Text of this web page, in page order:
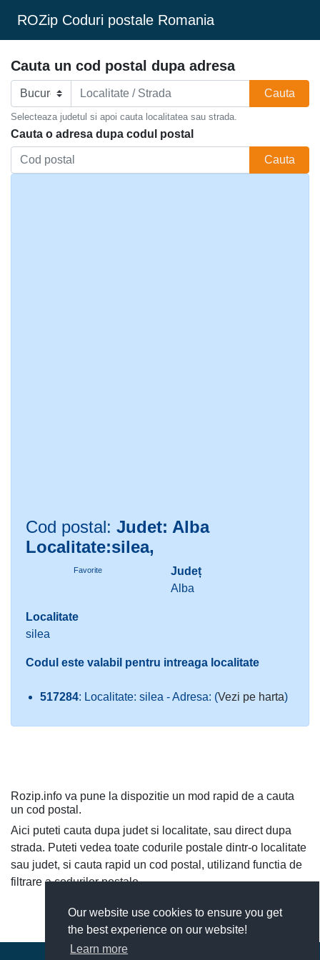
Our website use cookies to ensure you get
the best experience on our website!
Learn more
ROZip Coduri postale Romania
Cauta un cod postal dupa adresa
Cauta
Selecteaza judetul si apoi cauta localitatea sau strada.
Cauta o adresa dupa codul postal
Cauta
Cod postal: Judet: Alba
Localitate:silea,
Favorite
Județ
Alba
Localitate
silea
Codul este valabil pentru intreaga localitate
517284: Localitate: silea - Adresa: (Vezi pe harta)
Rozip.info va pune la dispozitie un mod rapid de a cauta
un cod postal.
Aici puteti cauta dupa judet si localitate, sau direct dupa
strada. Puteti vedea toate codurile postale dintr-o localitate
sau judet, si cauta rapid un cod postal, utilizand functia de
filtrare a codurilor postale.